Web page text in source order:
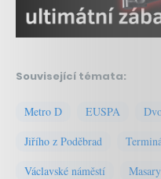
Související témata:
Metro D EUSPA
Jiřího z Poděbrad
Václavské náměstí